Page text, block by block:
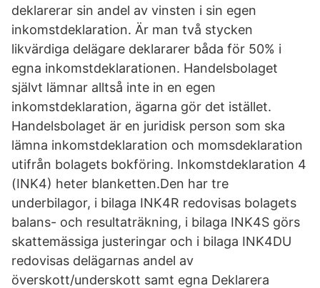
deklarerar sin andel av vinsten i sin egen
inkomstdeklaration. Är man två stycken
likvärdiga delägare deklararer båda för 50% i
egna inkomstdeklarationen. Handelsbolaget
självt lämnar alltså inte in en egen
inkomstdeklaration, ägarna gör det istället.
Handelsbolaget är en juridisk person som ska
lämna inkomstdeklaration och momsdeklaration
utifrån bolagets bokföring. Inkomstdeklaration 4
(INK4) heter blanketten.Den har tre
underbilagor, i bilaga INK4R redovisas bolagets
balans- och resultaträkning, i bilaga INK4S görs
skattemässiga justeringar och i bilaga INK4DU
redovisas delägarnas andel av
överskott/underskott samt egna Deklarera